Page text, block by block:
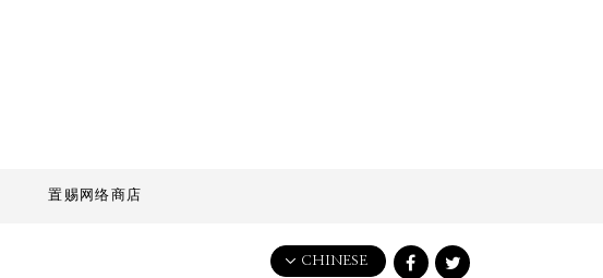
置赐网络商店
CHINESE